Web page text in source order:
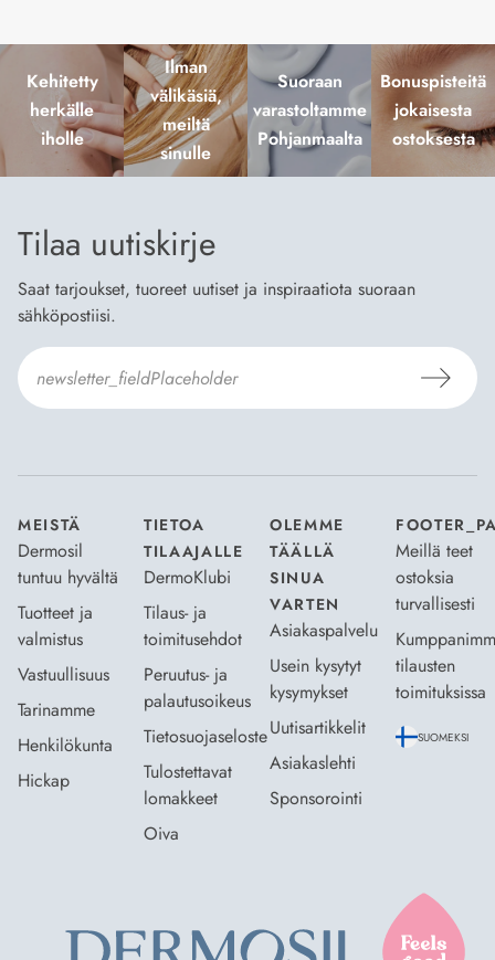
Kehitetty
herkälle
iholle
Ilman
välikäsiä,
meiltä
sinulle
Suoraan
varastoltamme
Pohjanmaalta
Bonuspisteitä
jokaisesta
ostoksesta
Tilaa uutiskirje
Saat tarjoukset, tuoreet uutiset ja inspiraatiota suoraan
sähköpostiisi.
MEISTÄ
Dermosil
tuntuu hyvältä
Tuotteet ja
valmistus
Vastuullisuus
Tarinamme
Henkilökunta
Hickap
TIETOA
TILAAJALLE
DermoKlubi
Tilaus- ja
toimitusehdot
Peruutus- ja
palautusoikeus
Tietosuojaseloste
Tulostettavat
lomakkeet
Oiva
OLEMME
TÄÄLLÄ
SINUA
VARTEN
Asiakaspalvelu
Usein kysytyt
kysymykset
Uutisartikkelit
Asiakaslehti
Sponsorointi
Meillä teet
ostoksia
turvallisesti
tilausten
toimituksissa
SUOMEKSI